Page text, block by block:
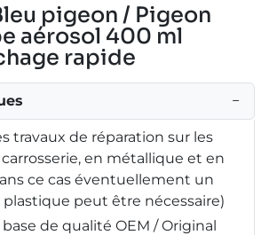
pigeon / Pigeon
aérosol 400 ml
rapide
−
travaux de réparation sur les
en métallique et en
ce cas éventuellement un
peut être nécessaire)
de qualité OEM / Original